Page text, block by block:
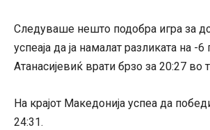
Следуваше нешто подобра игра за
успеаја да ја намалат разликата на -
Атанасијевиќ врати брзо за 20:27 во
На крајот Македонија успеа да
24:31.